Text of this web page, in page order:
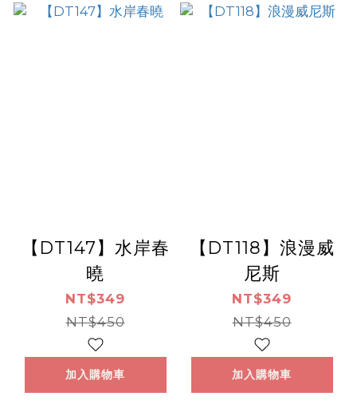
【DT147】水岸春
曉
NT$349
NT$450
加入購物車
【DT118】浪漫威
尼斯
NT$349
NT$450
加入購物車